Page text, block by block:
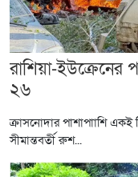
রাশিয়া-ইউক্রেনের
২৬
ক্রাসনোদার পাশাপাাশি একই
সীমান্তবর্তী রুশ...